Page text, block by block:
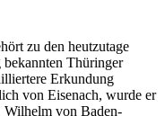
zu den heutzutage
bekannten Thüringer
Erkundung
von Eisenach, wurde er
von Baden-